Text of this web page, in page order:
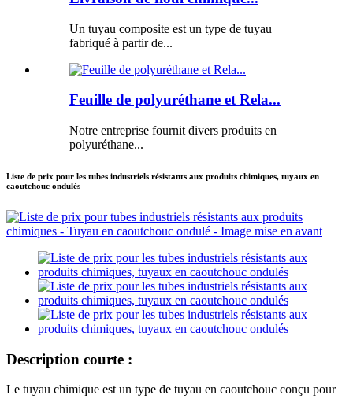
Un tuyau composite est un type de tuyau
fabriqué à partir de...
Feuille de polyuréthane et Rela...
Notre entreprise fournit divers produits en
polyuréthane...
Liste de prix pour les tubes industriels résistants aux produits chimiques, tuyaux en
caoutchouc ondulés
Description courte :
Le tuyau chimique est un type de tuyau en caoutchouc conçu pour